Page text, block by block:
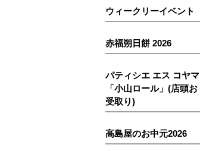
ウィークリーイベント
赤福朔日餅 2026
パティシエ エス コヤマ
「小山ロール」(店頭お
受取り)
高島屋のお中元2026